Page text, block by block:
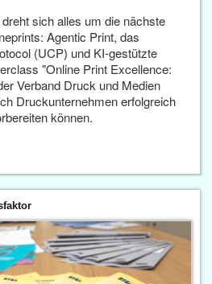
sich alles um die nächste
Agentic Print, das
(UCP) und KI-gestützte
"Online Print Excellence:
Verband Druck und Medien
Druckunternehmen erfolgreich
können.